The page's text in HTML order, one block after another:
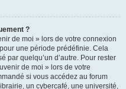
?
de moi » lors de votre connexion
une période prédéfinie. Cela
par quelqu’un d’autre. Pour rester
de moi » lors de votre
si vous accédez au forum
un cybercafé, une université,